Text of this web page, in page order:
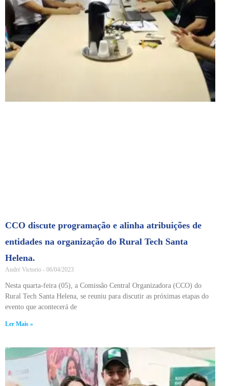
CCO discute programação e alinha atribuições de
entidades na organização do Rural Tech Santa
Helena.
André Victorio 06/04/2023
Nesta quarta-feira (05), a Comissão Central Organizadora (CCO) do
Rural Tech Santa Helena, se reuniu para discutir as próximas etapas do
evento que acontecerá de
Ler Mais »